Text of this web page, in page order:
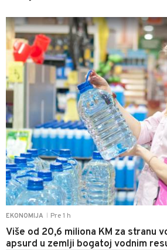
EKONOMIJA Pre 1 h
Više od 20,6 miliona KM za stranu
apsurd u zemlji bogatoj vodnim